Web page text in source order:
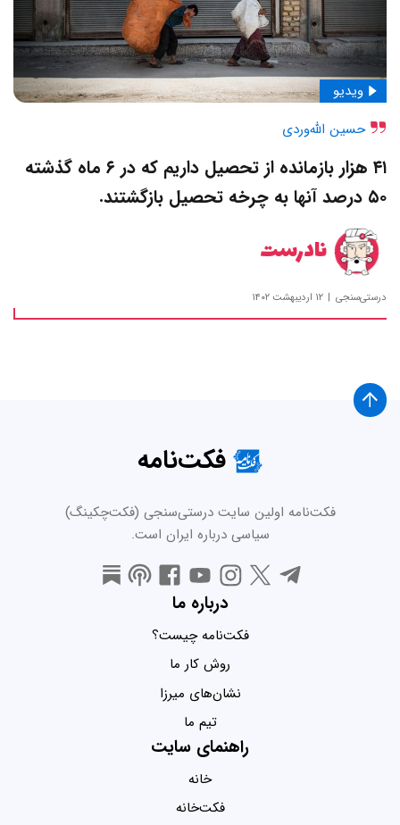
حسین الله‌وردی
ویدیو
۴۱ هزار بازمانده از تحصیل داریم که در ۶ ماه گذشته
۵۰ درصد آنها به چرخه تحصیل بازگشتند.
نادرست
درستی‌سنجی ۱۲ اردیبهشت ۱۴۰۲
فکت‌نامه
فکت‌نامه اولین سایت درستی‌سنجی (فکت‌چکینگ)
سیاسی درباره ایران است.
درباره ما
فکت‌نامه چیست؟
روش کار ما
نشان‌های میرزا
تیم ما
راهنمای سایت
خانه
فکت‌خانه